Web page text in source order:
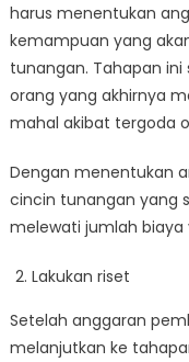
harus menentukan
kemampuan yang
tunangan. Tahapan
orang yang akhirnya
mahal akibat tergoda
Dengan menentukan
cincin tunangan yang
melewati jumlah
Lakukan riset
Setelah anggaran
melanjutkan ke